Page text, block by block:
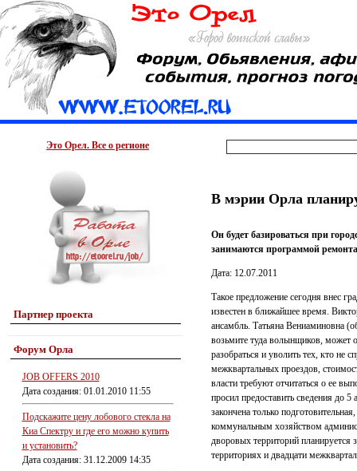
Это Орел. Все о регионе
Партнер проекта
Форум Орла
JOB OFFERS 2010
Дата создания: 01.01.2010 11:55
Подскажите цену лобового стекла на
Киа Спектру и где его можно купить
и установить?
Дата создания: 31.12.2009 14:35
В мэрии Орла
Он будет базироваться при
занимаются программой
Дата: 12.07.2011
Такое предложение сегодня внес
известен в ближайшее время.
ансамбль. Татьяна Вениаминовна
возьмите туда волынщиков, может
разобраться и уволить тех, кто не
межквартальных проездов,
власти требуют отчитаться о ее
просил предоставить сведения до
закончена только
коммунальным хозяйством
дворовых территорий планируется
территориях и двадцати